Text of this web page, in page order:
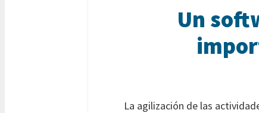
Un
La agilización de las